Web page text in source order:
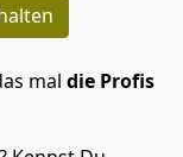
mal die Profis